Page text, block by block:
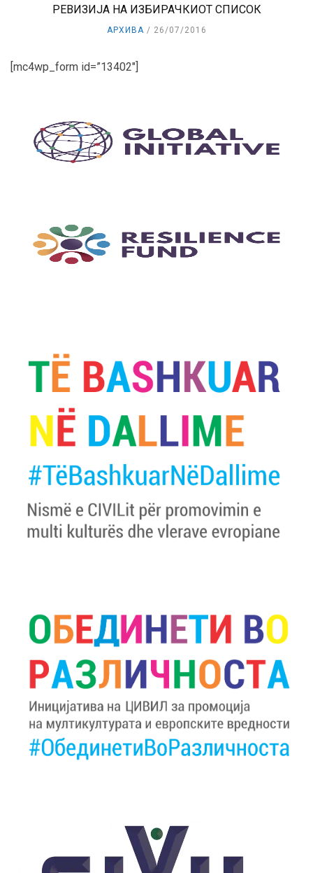
РЕВИЗИЈА НА ИЗБИРАЧКИОТ СПИСОК
АРХИВА 26/07/2016
[mc4wp_form id=”13402″]